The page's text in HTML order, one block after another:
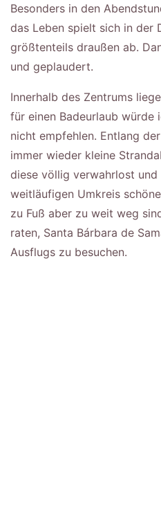
Besonders in den
das Leben spielt sich in der
größtenteils draußen ab.
und geplaudert.
Innerhalb des Zentrums
für einen Badeurlaub würde
nicht empfehlen. Entlang
immer wieder kleine
diese völlig verwahrlost
weitläufigen Umkreis
zu Fuß aber zu weit weg
raten, Santa Bárbara de
Ausflugs zu besuchen.